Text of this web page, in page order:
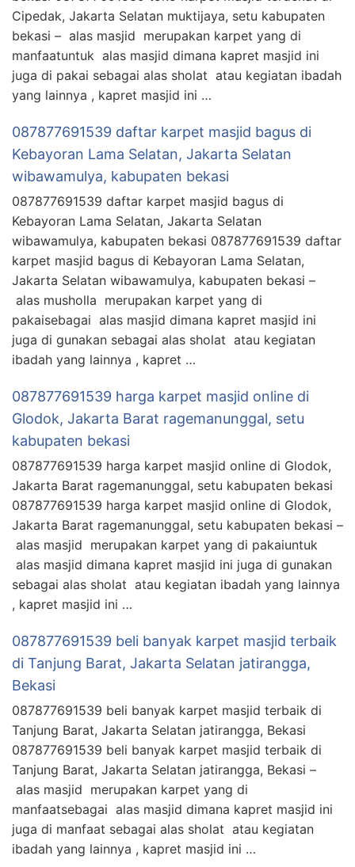
Cipedak, Jakarta Selatan muktijaya, setu kabupaten
bekasi – alas masjid merupakan karpet yang di
manfaatuntuk alas masjid dimana kapret masjid ini
juga di pakai sebagai alas sholat atau kegiatan ibadah
yang lainnya , kapret masjid ini …
087877691539 daftar karpet masjid bagus di
Kebayoran Lama Selatan, Jakarta Selatan
wibawamulya, kabupaten bekasi
087877691539 daftar karpet masjid bagus di
Kebayoran Lama Selatan, Jakarta Selatan
wibawamulya, kabupaten bekasi 087877691539 daftar
karpet masjid bagus di Kebayoran Lama Selatan,
Jakarta Selatan wibawamulya, kabupaten bekasi –
alas musholla merupakan karpet yang di
pakaisebagai alas masjid dimana kapret masjid ini
juga di gunakan sebagai alas sholat atau kegiatan
ibadah yang lainnya , kapret …
087877691539 harga karpet masjid online di
Glodok, Jakarta Barat ragemanunggal, setu
kabupaten bekasi
087877691539 harga karpet masjid online di Glodok,
Jakarta Barat ragemanunggal, setu kabupaten bekasi
087877691539 harga karpet masjid online di Glodok,
Jakarta Barat ragemanunggal, setu kabupaten bekasi –
alas masjid merupakan karpet yang di pakaiuntuk
alas masjid dimana kapret masjid ini juga di gunakan
sebagai alas sholat atau kegiatan ibadah yang lainnya
, kapret masjid ini …
087877691539 beli banyak karpet masjid terbaik
di Tanjung Barat, Jakarta Selatan jatirangga,
Bekasi
087877691539 beli banyak karpet masjid terbaik di
Tanjung Barat, Jakarta Selatan jatirangga, Bekasi
087877691539 beli banyak karpet masjid terbaik di
Tanjung Barat, Jakarta Selatan jatirangga, Bekasi –
alas masjid merupakan karpet yang di
manfaatsebagai alas masjid dimana kapret masjid ini
juga di manfaat sebagai alas sholat atau kegiatan
ibadah yang lainnya , kapret masjid ini …